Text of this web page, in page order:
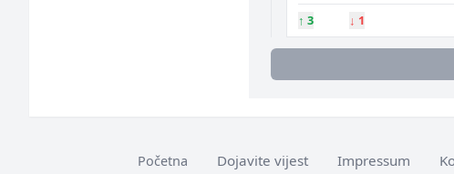
↑ 3 ↓ 1
Početna Dojavite vijest Impressum